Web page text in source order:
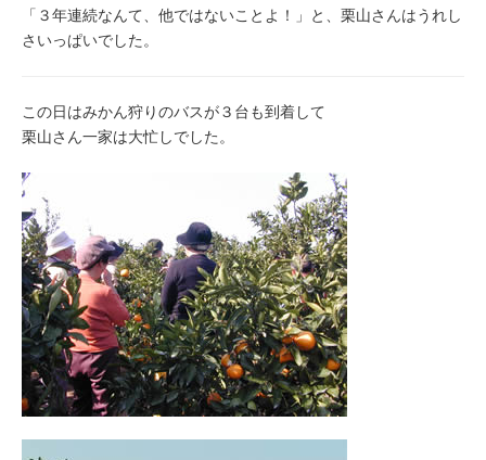
「３年連続なんて、他ではないことよ！」と、栗山さんはうれし
さいっぱいでした。
この日はみかん狩りのバスが３台も到着して
栗山さん一家は大忙しでした。